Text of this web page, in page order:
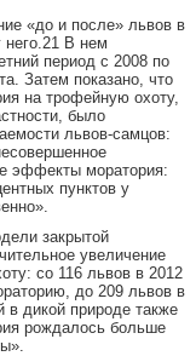
«до и после» львов в
него.21 В нем
период с 2008 по
Затем показано, что
на трофейную охоту,
было
львов-самцов:
эффекты моратория:
пунктов у
закрытой
увеличение
со 116 львов в 2012
до 209 львов в
в дикой природе также
рождалось больше